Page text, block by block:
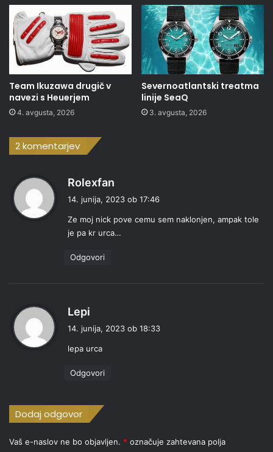
Team Ikuzawa drugič v
navezi s Heuerjem
4. avgusta, 2026
Severnoatlantski treatma
linije SeaQ
3. avgusta, 2026
2 komentarjev
Rolexfan
v
i
14. junija, 2023 ob 17:46
Ze moj nick pove cemu sem naklonjen, ampak tole
je pa kr urca…
Odgovori
Lepi
a
v
:
14. junija, 2023 ob 18:33
lepa urca
Odgovori
Dodaj odgovor
Vaš e-naslov ne bo objavljen. * označuje zahtevana polja